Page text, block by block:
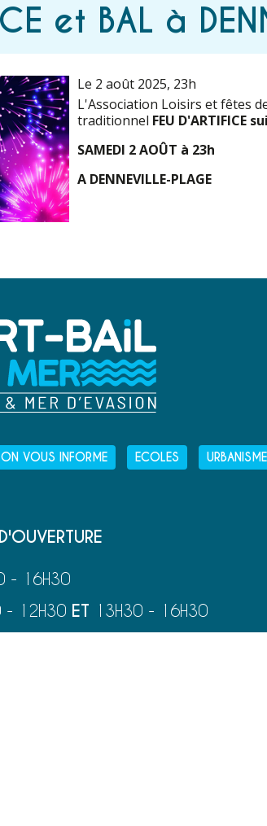
et BAL à
Le 2 août 2025, 23h
L'Association Loisirs et fêtes
traditionnel FEU D'ARTIFICE
SAMEDI 2 AOÛT à 23h
A DENNEVILLE-PLAGE
ON VOUS INFORME ECOLES URBANISME
- 16H30
- 12H30 ET 13H30 - 16H30